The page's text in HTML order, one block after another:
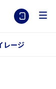
レージ